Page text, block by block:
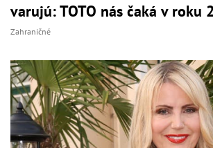
varujú: TOTO nás čaká v roku
Zahraničné